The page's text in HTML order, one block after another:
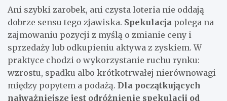
Ani szybki zarobek, ani czysta loteria nie oddają
dobrze sensu tego zjawiska. Spekulacja polega na
zajmowaniu pozycji z myślą o zmianie ceny i
sprzedaży lub odkupieniu aktywa z zyskiem. W
praktyce chodzi o wykorzystanie ruchu rynku:
wzrostu, spadku albo krótkotrwałej nierównowagi
między popytem a podażą. Dla początkujących
najważniejsze jest odróżnienie spekulacji od